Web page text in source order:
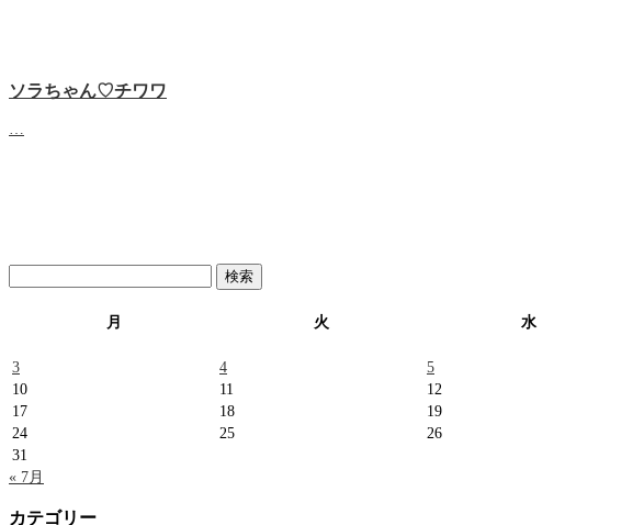
ソラちゃん♡‬チワワ
索:
月
火 水
3
4 5
10
11 12
17
18 19
24
25 26
31
« 7月
カテゴリー